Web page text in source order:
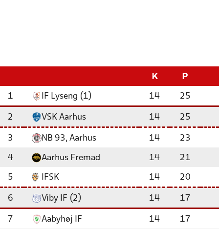
K P
1 IF Lyseng (1) 14 25
2 VSK Aarhus 14 25
3 NB 93, Aarhus 14 23
4 Aarhus Fremad 14 21
5 IFSK 14 20
6 Viby IF (2) 14 17
7 Aabyhøj IF 14 17